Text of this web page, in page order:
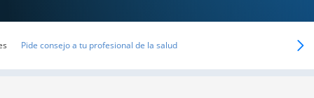
Pide consejo a tu profesional de la salud